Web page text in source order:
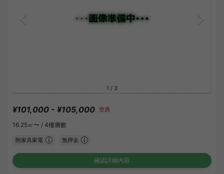
1 / 3
¥101,000 - ¥105,000 空房
16.25㎡〜 / 4樓層數
附家具家電 無押金
確認詳細內容